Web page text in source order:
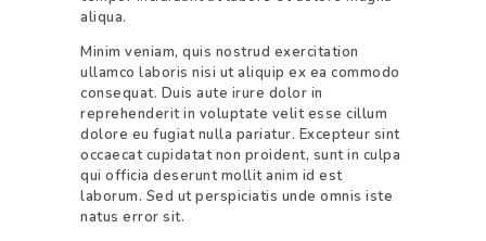
aliqua.
Minim veniam, quis nostrud exercitation
ullamco laboris nisi ut aliquip ex ea commodo
consequat. Duis aute irure dolor in
reprehenderit in voluptate velit esse cillum
dolore eu fugiat nulla pariatur. Excepteur sint
occaecat cupidatat non proident, sunt in culpa
qui officia deserunt mollit anim id est
laborum. Sed ut perspiciatis unde omnis iste
natus error sit.